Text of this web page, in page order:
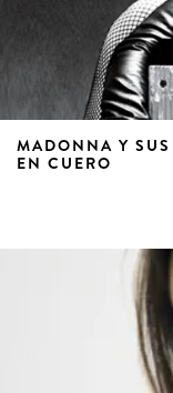
MADONNA Y
EN CUERO